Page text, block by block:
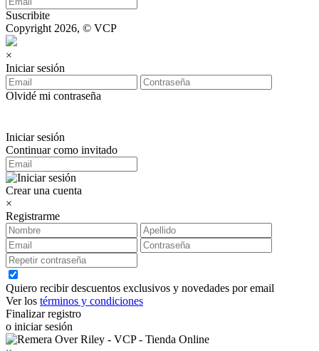
Suscribite
Copyright 2026, © VCP
×
Iniciar sesión
Olvidé mi contraseña
Iniciar sesión
Continuar como invitado
Crear una cuenta
×
Registrarme
Quiero recibir descuentos exclusivos y novedades por email
Ver los términos y condiciones
Finalizar registro
o iniciar sesión